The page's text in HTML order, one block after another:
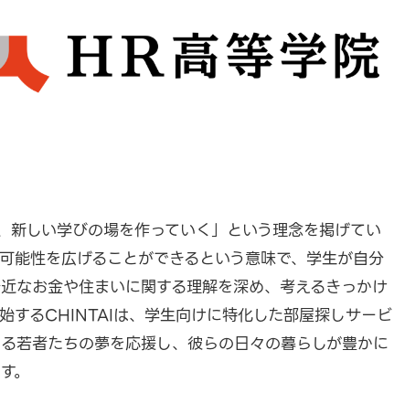
しい学びの場を作っていく」という理念を掲げてい
能性を広げることができるという意味で、学生が自分
なお金や住まいに関する理解を深め、考えるきっかけ
するCHINTAIは、学生向けに特化した部屋探しサービ
若者たちの夢を応援し、彼らの日々の暮らしが豊かに
。